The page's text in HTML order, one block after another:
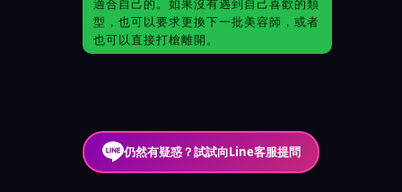
適合自己的。如果沒有遇到自己喜歡的類
型，也可以要求更換下一批美容師，或者
也可以直接打槍離開。
仍然有疑惑？試試向Line客服提問